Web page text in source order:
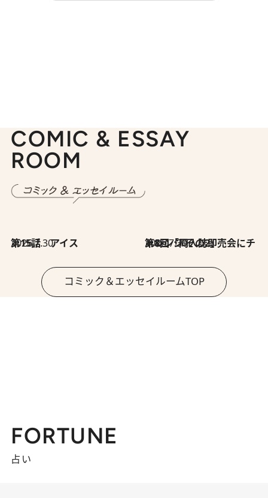
COMIC & ESSAY
ROOM
2026.7.30
第15話 アイス 2026.7.30
第8回「同人誌即売会にチャレンジ その2」
コミック＆エッセイルームTOP
FORTUNE
占い